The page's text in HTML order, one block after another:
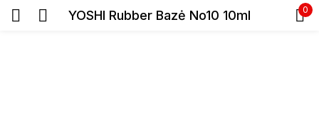
YOSHI Rubber Bazė No10 10ml 0